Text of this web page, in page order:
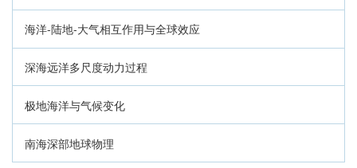
海洋-陆地-大气相互作用与全球效应
深海远洋多尺度动力过程
极地海洋与气候变化
南海深部地球物理